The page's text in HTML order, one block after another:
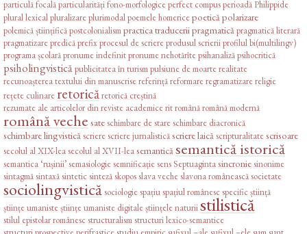
particulă focalăparticularități fono-morfologiceperfect compusperioadă Philippide
plural lexicalpluralizareplurimodalpoemele homericepoeticăpolarizare
polemică științificăpostcolonialismpractica traduceriipragmaticăpragmatică literară
pragmatizarepredicăprefixprocesul de scriereprodusul scrieriiprofilul bi(multilingv)
programa școlarăpronume indefinitpronume nehotărîtepsihanalizăpsihocritică
psiholingvisticăpublicitatea în turismpulsiune de moarterealitate
recunoașterea textului din manuscrisereferințăreformareregramatizarereligie
rețete culinare retoricăretorică creștină
rezumate ale articolelor din reviste academiceritromânăromână modernă
română veche sateschimbare de stareschimbare diacronică
schimbare lingvisticăscrierescriere jurnalisticăscriere laicăscripturalitatescrisoare
secolul al XIX-leasecolul al XVII-leasemanticăsemantică istorică
semantica ‘rușinii’semasiologiesemnificațiesens Septuagintasincroniesinonime
sintagmăsintaxăsinteticsintezăskoposslava vecheslavona româneascăsocietate
sociolingvisticăsociologiespațiuspațiul românescspecificștiință
științe umanisteștiințe umaniste digitaleștiințele naturiistilistică
stilul epistolar românescstructuralismstructuri lexico-semantice